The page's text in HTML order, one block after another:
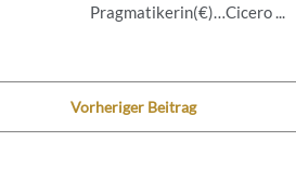
Pragmatikerin(€)…Cicero ...
Vorheriger Beitrag